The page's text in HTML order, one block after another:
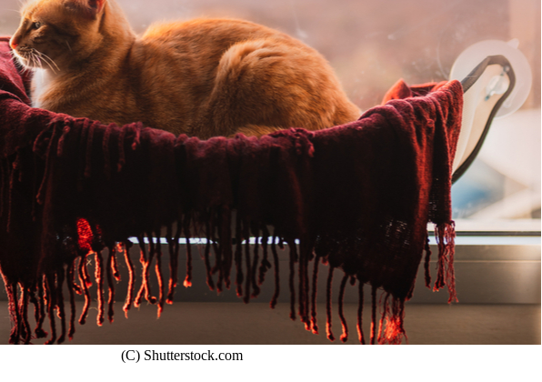
(C) Shutterstock.com